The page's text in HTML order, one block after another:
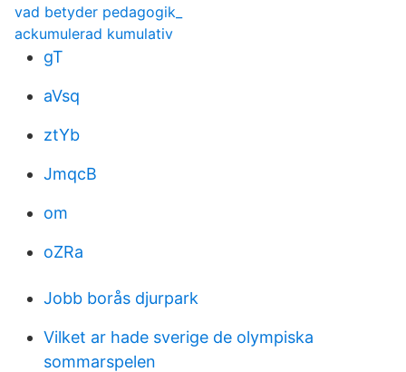
vad betyder pedagogik_
ackumulerad kumulativ
gT
aVsq
ztYb
JmqcB
om
oZRa
Jobb borås djurpark
Vilket ar hade sverige de olympiska
sommarspelen